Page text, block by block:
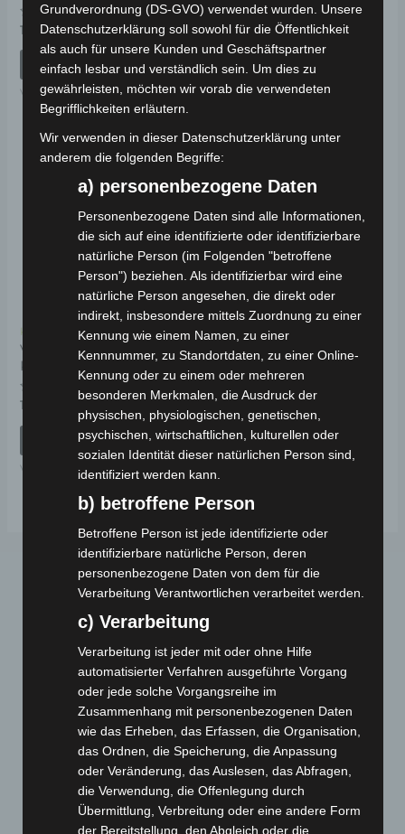
Bewertet
mit
0
19,00€ *
IN DEN WARENKORB
VSM
Bewertet
mit
0
von
39,00€
IN DEN WARENKORB
Kostenloser Versand
VSM VORDERER
KOTFLÜGEL KABEL
Bewertet
0
19,00
IN DEN WARENKORB
VSM
Webseite
Cashback-Aktion
Händler werden
Home
Gemeinsam spenden
Grundverordnung (DS-GVO) verwendet wurden. Unsere
Datenschutzerklärung soll sowohl für die Öffentlichkeit
als auch für unsere Kunden und Geschäftspartner
einfach lesbar und verständlich sein. Um dies zu
gewährleisten, möchten wir vorab die verwendeten
Begrifflichkeiten erläutern.
Wir verwenden in dieser Datenschutzerklärung unter
anderem die folgenden Begriffe:
a) personenbezogene Daten
Personenbezogene Daten sind alle Informationen,
die sich auf eine identifizierte oder identifizierbare
natürliche Person (im Folgenden "betroffene
Person") beziehen. Als identifizierbar wird eine
natürliche Person angesehen, die direkt oder
indirekt, insbesondere mittels Zuordnung zu einer
Kennung wie einem Namen, zu einer
Kennnummer, zu Standortdaten, zu einer Online-
Kennung oder zu einem oder mehreren
besonderen Merkmalen, die Ausdruck der
physischen, physiologischen, genetischen,
psychischen, wirtschaftlichen, kulturellen oder
sozialen Identität dieser natürlichen Person sind,
identifiziert werden kann.
b) betroffene Person
Betroffene Person ist jede identifizierte oder
identifizierbare natürliche Person, deren
personenbezogene Daten von dem für die
Verarbeitung Verantwortlichen verarbeitet werden.
c) Verarbeitung
Verarbeitung ist jeder mit oder ohne Hilfe
automatisierter Verfahren ausgeführte Vorgang
oder jede solche Vorgangsreihe im
Zusammenhang mit personenbezogenen Daten
wie das Erheben, das Erfassen, die Organisation,
das Ordnen, die Speicherung, die Anpassung
oder Veränderung, das Auslesen, das Abfragen,
die Verwendung, die Offenlegung durch
Übermittlung, Verbreitung oder eine andere Form
der Bereitstellung, den Abgleich oder die